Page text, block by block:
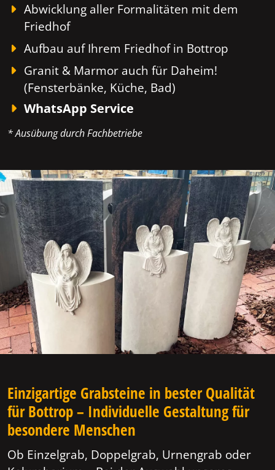
Abwicklung aller Formalitäten mit dem
Friedhof
Aufbau auf Ihrem Friedhof in Bottrop
Granit & Marmor auch für Daheim!
(Fensterbänke, Küche, Bad)
WhatsApp Service
* Ausübung durch Fachbetriebe
Einzigartige Grabsteine in bester Qualität
für Bottrop – Individuelle Gestaltung für
besondere Menschen
Ob Einzelgrab, Doppelgrab, Urnengrab oder